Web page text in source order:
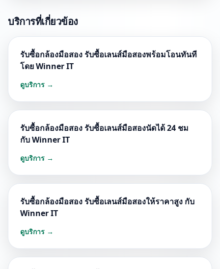
บริการที่เกี่ยวข้อง
รับซื้อกล้องมือสอง รับซื้อเลนส์มือสองพร้อมโอนทันที
โดย Winner IT
ดูบริการ →
รับซื้อกล้องมือสอง รับซื้อเลนส์มือสองนัดได้ 24 ชม
กับ Winner IT
ดูบริการ →
รับซื้อกล้องมือสอง รับซื้อเลนส์มือสองให้ราคาสูง กับ
Winner IT
ดูบริการ →